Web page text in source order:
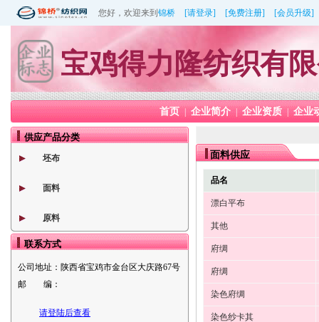
您好，欢迎来到 锦桥 [请登录] [免费注册] [会员升级]
宝鸡得力隆纺织有
首页 企业简介 | 企业资质 企业
供应产品分类
坯布
面料
原料
联系方式
公司地址： 陕西省宝鸡市金台区大庆路67号
邮 编：
请登陆后查看
面料供应
品名
漂白平布
其他
府绸
府绸
染色府绸
染色纱卡其